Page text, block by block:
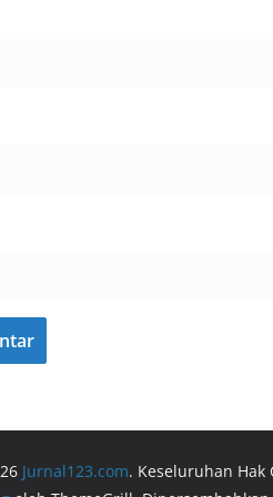
Jurnal123.com. Keseluruhan Hak